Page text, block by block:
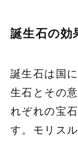
誕生石の効
誕生石は国
生石とその
れぞれの宝
す。モリス